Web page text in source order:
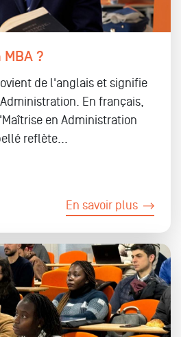
?
de l'anglais et signifie
En français,
en Administration
reflète...
En savoir plus